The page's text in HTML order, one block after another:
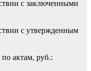
с заключенными
с утвержденным
актам, руб.: